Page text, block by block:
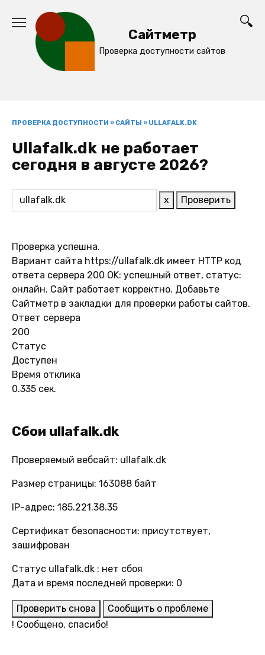
содержанию
Сайтметр
Проверка доступности сайтов
ПРОВЕРКА ДОСТУПНОСТИ » САЙТЫ » ULLAFALK.DK
Ullafalk.dk не работает
сегодня в августе 2026?
x Проверить
Проверка успешна.
Вариант сайта https://ullafalk.dk имеет HTTP код
ответа сервера 200 OK: успешный ответ, статус:
онлайн. Сайт работает корректно. Добавьте
Сайтметр в закладки для проверки работы сайтов.
Ответ сервера
200
Статус
Доступен
Время отклика
0.335 сек.
Сбои ullafalk.dk
Проверяемый вебсайт: ullafalk.dk
Размер страницы: 163088 байт
IP-адрес: 185.221.38.35
Сертификат безопасности: присутствует,
зашифрован
Статус ullafalk.dk : нет сбоя
Дата и время последней проверки: 0
Проверить снова
Сообщить о проблеме
! Сообщено, спасибо!